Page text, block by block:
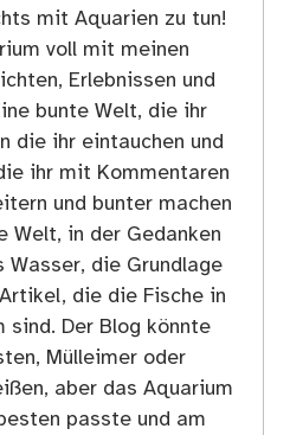
mit Aquarien zu tun!
voll mit meinen
Erlebnissen und
bunte Welt, die ihr
die ihr eintauchen und
ihr mit Kommentaren
und bunter machen
Welt, in der Gedanken
Wasser, die Grundlage
die die Fische in
sind. Der Blog könnte
Mülleimer oder
aber das Aquarium
passte und am